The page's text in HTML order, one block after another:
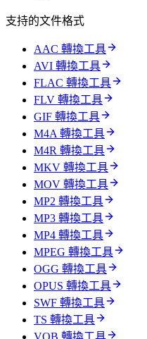
支持的文件格式
AAC 轉換工具
AVI 轉換工具
FLAC 轉換工具
FLV 轉換工具
GIF 轉換工具
M4A 轉換工具
M4R 轉換工具
MKV 轉換工具
MOV 轉換工具
MP2 轉換工具
MP3 轉換工具
MP4 轉換工具
MPEG 轉換工具
OGG 轉換工具
OPUS 轉換工具
SWF 轉換工具
TS 轉換工具